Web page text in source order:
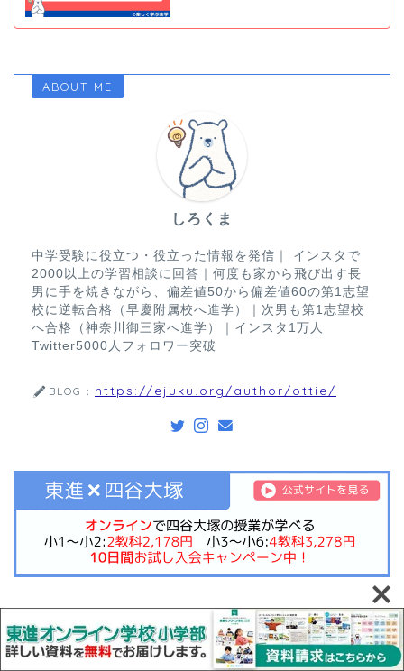
ABOUT ME
しろくま
中学受験に役立つ・役立った情報を発信｜ インスタで
2000以上の学習相談に回答｜何度も家から飛び出す長
男に手を焼きながら、偏差値50から偏差値60の第1志望
校に逆転合格（早慶附属校へ進学）｜次男も第1志望校
へ合格（神奈川御三家へ進学）｜インスタ1万人
Twitter5000人フォロワー突破
BLOG： https://ejuku.org/author/ottie/
さいごに：成績の悩みを相談するな